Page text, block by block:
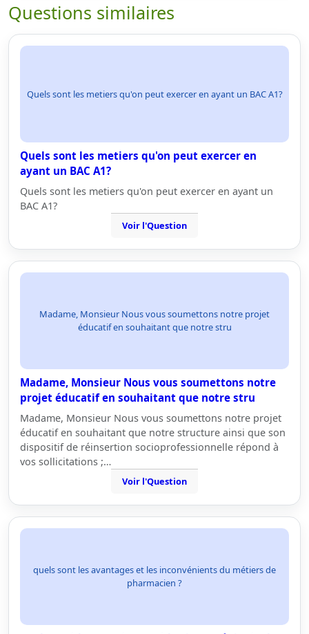
Questions similaires
Quels sont les metiers qu'on peut exercer en ayant un BAC A1?
Quels sont les metiers qu'on peut exercer en
ayant un BAC A1?
Quels sont les metiers qu'on peut exercer en ayant un
BAC A1?
Voir l'Question
Madame, Monsieur Nous vous soumettons notre projet
éducatif en souhaitant que notre stru
Madame, Monsieur Nous vous soumettons notre
projet éducatif en souhaitant que notre stru
Madame, Monsieur Nous vous soumettons notre projet
éducatif en souhaitant que notre structure ainsi que son
dispositif de réinsertion socioprofessionnelle répond à
vos sollicitations ;…
Voir l'Question
quels sont les avantages et les inconvénients du métiers de
pharmacien ?